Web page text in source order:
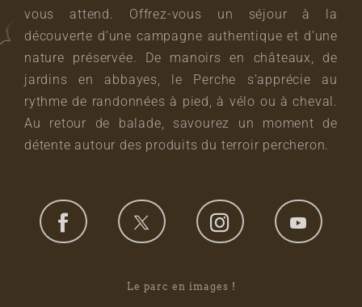
vous attend. Offrez-vous un séjour à la
découverte d’une campagne authentique et d’une
nature préservée. De manoirs en châteaux, de
jardins en abbayes, le Perche s’apprécie au
rythme de randonnées à pied, à vélo ou à cheval.
Au retour de balade, savourez un moment de
détente autour des produits du terroir percheron.
Le parc en images !